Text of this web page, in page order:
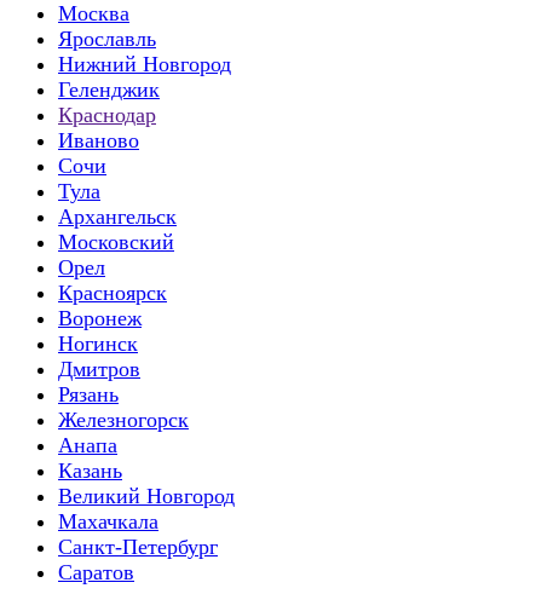
Москва
Ярославль
Нижний Новгород
Геленджик
Краснодар
Иваново
Сочи
Тула
Архангельск
Московский
Орел
Красноярск
Воронеж
Ногинск
Дмитров
Рязань
Железногорск
Анапа
Казань
Великий Новгород
Махачкала
Санкт-Петербург
Саратов